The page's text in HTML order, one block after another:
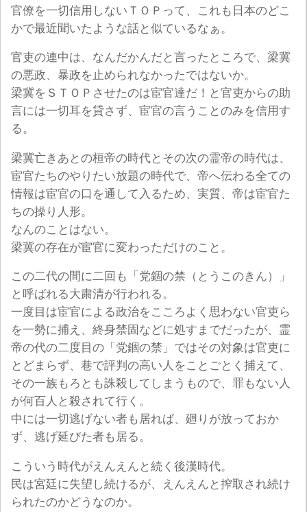
官僚を一切信用しないＴＯＰって、これも日本のどこ
かで最近聞いたような話と似ているなぁ。
官吏の連中は、なんだかんだと言ったところで、梁冀
の悪政、暴政を止められなかったではないか。
梁冀をＳＴＯＰさせたのは宦官達だ！と官吏からの助
言には一切耳を貸さず、宦官の言うことのみを信用す
る。
梁冀亡きあとの桓帝の時代とその次の霊帝の時代は、
宦官たちのやりたい放題の時代で、帝へ伝わる全ての
情報は宦官の口を通して入るため、実質、帝は宦官た
ちの操り人形。
なんのことはない。
梁冀の存在が宦官に変わっただけのこと。
この二代の間に二回も「党錮の禁（とうこのきん）」
と呼ばれる大粛清が行われる。
一度目は宦官による政治をこころよく思わない官吏ら
を一勢に捕え、終身禁固などに処すまでだったが、霊
帝の代の二度目の「党錮の禁」ではその対象は官吏に
とどまらず、巷で評判の高い人をことごとく捕えて、
その一族もろとも誅殺してしまうもので、罪もない人
が何百人と殺されて行く。
中には一切逃げない者も居れば、廻りが放っておか
ず、逃げ延びた者も居る。
こういう時代がえんえんと続く後漢時代。
民は宮廷に失望し続けるが、えんえんと搾取され続け
られたのかどうなのか。